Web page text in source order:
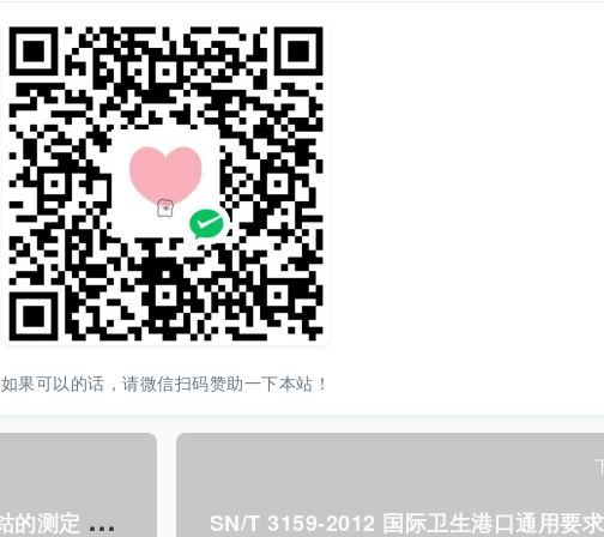
如果可以的话，请微信扫码赞助一下本站！
S
N/T 3121-2012 钢样中高含量钴的测定 离子交换分离电位滴定法.pdf SN/T 3159-2012 国际卫生港口通用要